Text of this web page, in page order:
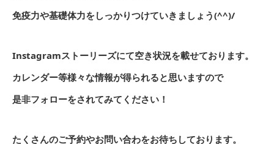
免疫力や基礎体力をしっかりつけていきましょう(^^)/
Instagramストーリーズにて空き状況を載せております。
カレンダー等様々な情報が得られると思いますので
是非フォローをされてみてください！
たくさんのご予約やお問い合わをお待ちしております。